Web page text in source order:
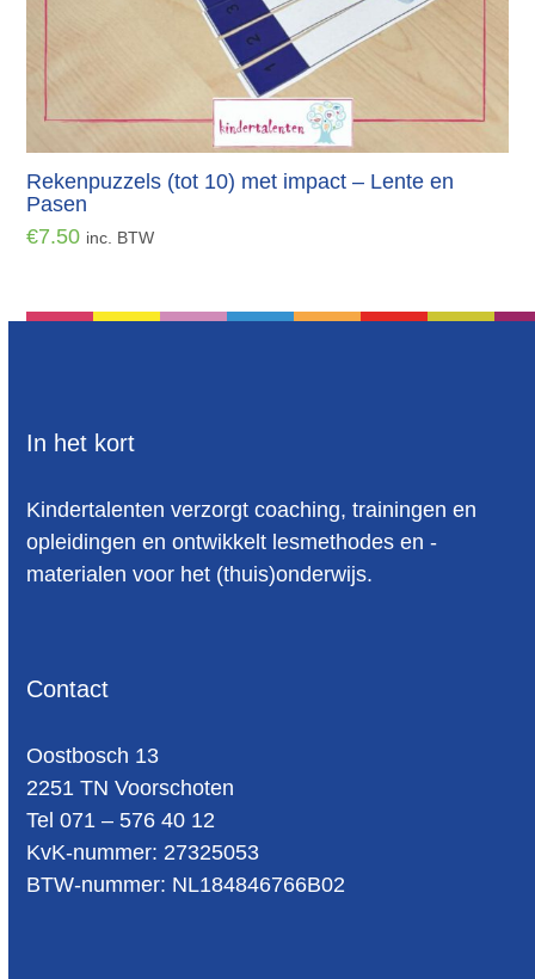
Rekenpuzzels (tot 10) met impact – Lente en
Pasen
€7.50 inc. BTW
In het kort
Kindertalenten verzorgt coaching, trainingen en
opleidingen en ontwikkelt lesmethodes en -
materialen voor het (thuis)onderwijs.
Contact
Oost­bosch 13
2251 TN Voorschoten
Tel 071 – 576 40 12
KvK-nummer: 27325053
BTW-num­mer: NL184846766B02